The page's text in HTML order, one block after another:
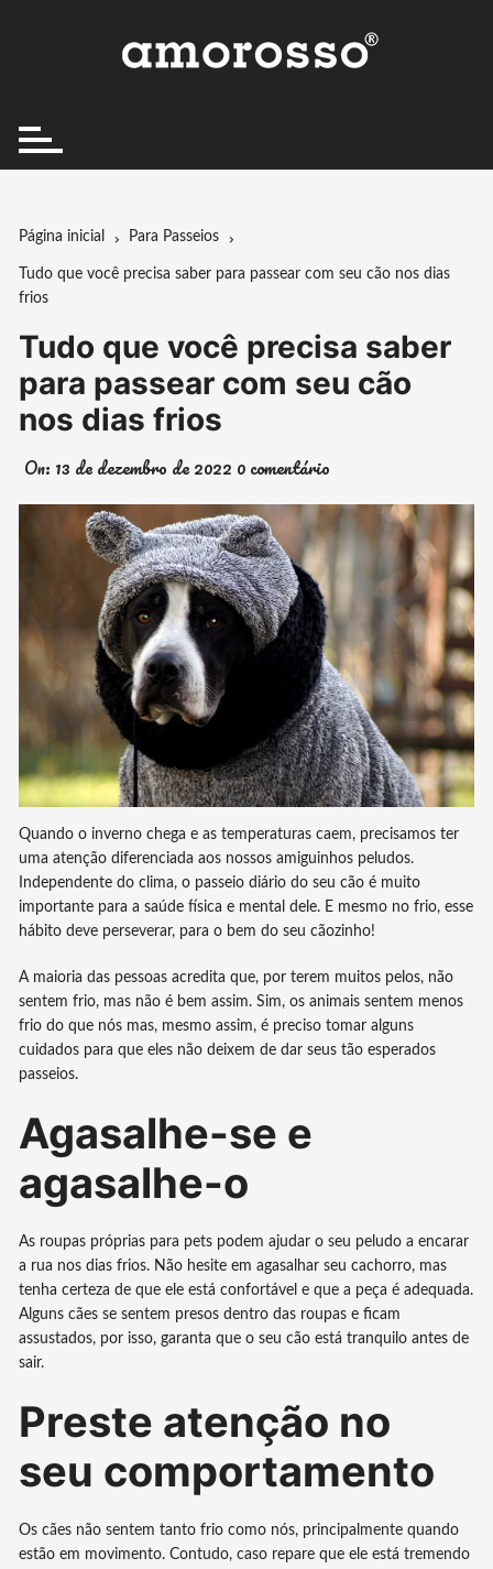
Página inicial Para Passeios
Tudo que você precisa saber para passear com seu cão nos dias
frios
Tudo que você precisa saber
para passear com seu cão
nos dias frios
On: 13 de dezembro de 2022 0 comentário
Quando o inverno chega e as temperaturas caem, precisamos ter
uma atenção diferenciada aos nossos amiguinhos peludos.
Independente do clima, o passeio diário do seu cão é muito
importante para a saúde física e mental dele. E mesmo no frio, esse
hábito deve perseverar, para o bem do seu cãozinho!
A maioria das pessoas acredita que, por terem muitos pelos, não
sentem frio, mas não é bem assim. Sim, os animais sentem menos
frio do que nós mas, mesmo assim, é preciso tomar alguns
cuidados para que eles não deixem de dar seus tão esperados
passeios.
Agasalhe-se e
agasalhe-o
As roupas próprias para pets podem ajudar o seu peludo a encarar
a rua nos dias frios. Não hesite em agasalhar seu cachorro, mas
tenha certeza de que ele está confortável e que a peça é adequada.
Alguns cães se sentem presos dentro das roupas e ficam
assustados, por isso, garanta que o seu cão está tranquilo antes de
sair.
Preste atenção no
seu comportamento
Os cães não sentem tanto frio como nós, principalmente quando
estão em movimento. Contudo, caso repare que ele está tremendo